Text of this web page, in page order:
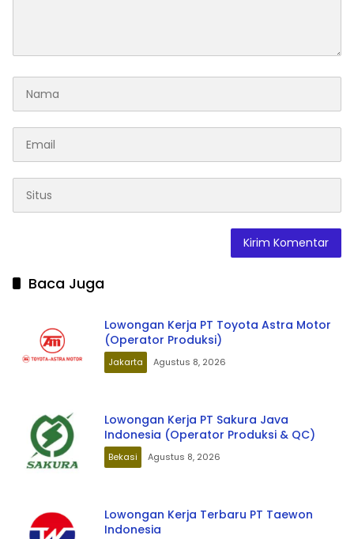
Baca Juga
Lowongan Kerja PT Toyota Astra Motor
(Operator Produksi)
Jakarta Agustus 8, 2026
Lowongan Kerja PT Sakura Java
Indonesia (Operator Produksi & QC)
Bekasi Agustus 8, 2026
Lowongan Kerja Terbaru PT Taewon
Indonesia